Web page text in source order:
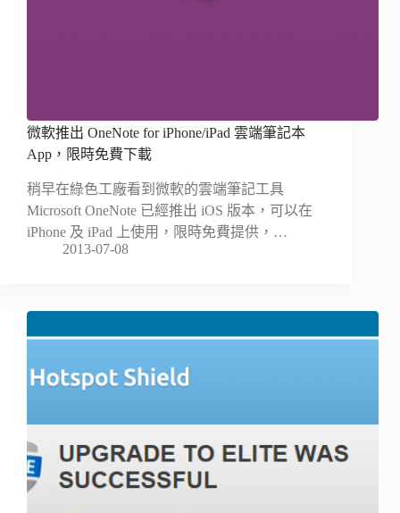
微軟推出 OneNote for iPhone/iPad 雲端筆記本
App，限時免費下載
稍早在綠色工廠看到微軟的雲端筆記工具
Microsoft OneNote 已經推出 iOS 版本，可以在
iPhone 及 iPad 上使用，限時免費提供，…
2013-07-08